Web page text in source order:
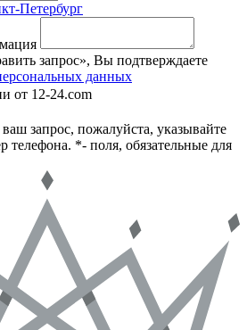
Петербург
запрос», Вы подтверждаете
данных
от 12-24.com
запрос, пожалуйста, указывайте
телефона. *- поля, обязательные для